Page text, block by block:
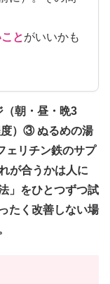
とがいいかも
朝・昼・晩3
）③ ぬるめの湯
リチン鉄のサプ
が合うかは人に
」をひとつずつ試
たく改善しない場